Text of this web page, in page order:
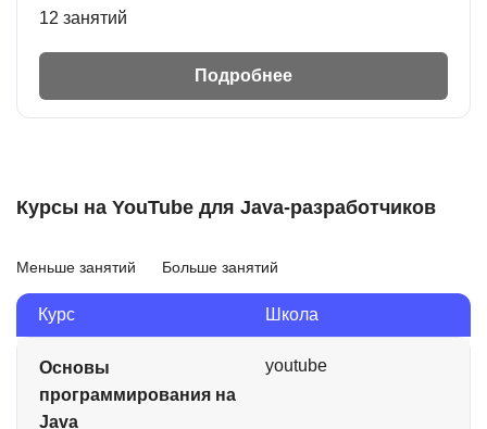
12 занятий
Подробнее
Курсы на YouTube для Java-разработчиков
Меньше занятий Больше занятий
Курс Школа
Основы
программирования на
Java
youtube